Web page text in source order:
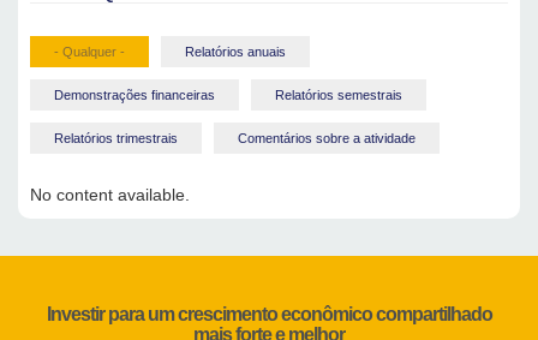
- Qualquer - Relatórios anuais
Demonstrações financeiras Relatórios semestrais
Relatórios trimestrais Comentários sobre a atividade
No content available.
Investir para um crescimento econômico compartilhado
mais forte e melhor